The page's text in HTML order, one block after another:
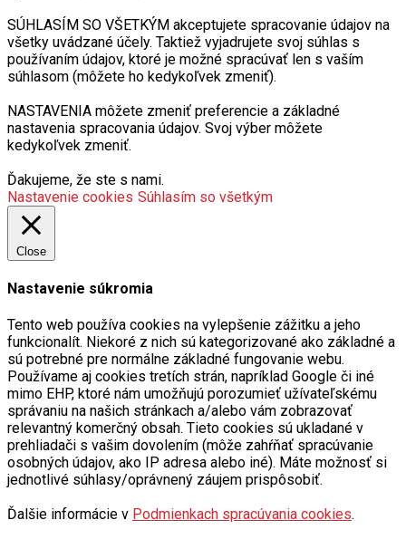
SÚHLASÍM SO VŠETKÝM akceptujete spracovanie údajov na
všetky uvádzané účely. Taktiež vyjadrujete svoj súhlas s
používaním údajov, ktoré je možné spracúvať len s vaším
súhlasom (môžete ho kedykoľvek zmeniť).
NASTAVENIA môžete zmeniť preferencie a základné
nastavenia spracovania údajov. Svoj výber môžete
kedykoľvek zmeniť.
Ďakujeme, že ste s nami.
Nastavenie cookies Súhlasím so všetkým
Close
Nastavenie súkromia
Tento web používa cookies na vylepšenie zážitku a jeho
funkcionalít. Niekoré z nich sú kategorizované ako základné a
sú potrebné pre normálne základné fungovanie webu.
Používame aj cookies tretích strán, napríklad Google či iné
mimo EHP, ktoré nám umožňujú porozumieť užívateľskému
správaniu na našich stránkach a/alebo vám zobrazovať
relevantný komerčný obsah. Tieto cookies sú ukladané v
prehliadači s vašim dovolením (môže zahŕňať spracúvanie
osobných údajov, ako IP adresa alebo iné). Máte možnosť si
jednotlivé súhlasy/oprávnený záujem prispôsobiť.
Ďalšie informácie v Podmienkach spracúvania cookies.